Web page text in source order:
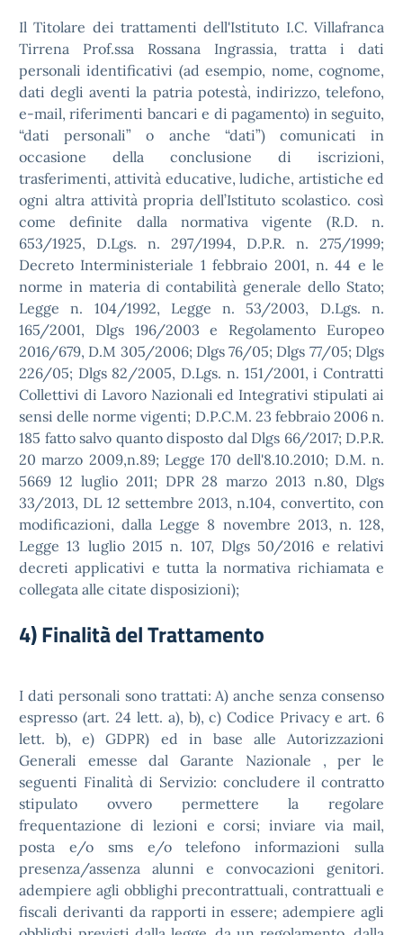
Il Titolare dei trattamenti dell'Istituto I.C. Villafranca
Tirrena Prof.ssa Rossana Ingrassia, tratta i dati
personali identificativi (ad esempio, nome, cognome,
dati degli aventi la patria potestà, indirizzo, telefono,
e-mail, riferimenti bancari e di pagamento) in seguito,
“dati personali” o anche “dati”) comunicati in
occasione della conclusione di iscrizioni,
trasferimenti, attività educative, ludiche, artistiche ed
ogni altra attività propria dell’Istituto scolastico. così
come definite dalla normativa vigente (R.D. n.
653/1925, D.Lgs. n. 297/1994, D.P.R. n. 275/1999;
Decreto Interministeriale 1 febbraio 2001, n. 44 e le
norme in materia di contabilità generale dello Stato;
Legge n. 104/1992, Legge n. 53/2003, D.Lgs. n.
165/2001, Dlgs 196/2003 e Regolamento Europeo
2016/679, D.M 305/2006; Dlgs 76/05; Dlgs 77/05; Dlgs
226/05; Dlgs 82/2005, D.Lgs. n. 151/2001, i Contratti
Collettivi di Lavoro Nazionali ed Integrativi stipulati ai
sensi delle norme vigenti; D.P.C.M. 23 febbraio 2006 n.
185 fatto salvo quanto disposto dal Dlgs 66/2017; D.P.R.
20 marzo 2009,n.89; Legge 170 dell'8.10.2010; D.M. n.
5669 12 luglio 2011; DPR 28 marzo 2013 n.80, Dlgs
33/2013, DL 12 settembre 2013, n.104, convertito, con
modificazioni, dalla Legge 8 novembre 2013, n. 128,
Legge 13 luglio 2015 n. 107, Dlgs 50/2016 e relativi
decreti applicativi e tutta la normativa richiamata e
collegata alle citate disposizioni);
4) Finalità del Trattamento
I dati personali sono trattati: A) anche senza consenso
espresso (art. 24 lett. a), b), c) Codice Privacy e art. 6
lett. b), e) GDPR) ed in base alle Autorizzazioni
Generali emesse dal Garante Nazionale , per le
seguenti Finalità di Servizio: concludere il contratto
stipulato ovvero permettere la regolare
frequentazione di lezioni e corsi; inviare via mail,
posta e/o sms e/o telefono informazioni sulla
presenza/assenza alunni e convocazioni genitori.
adempiere agli obblighi precontrattuali, contrattuali e
fiscali derivanti da rapporti in essere; adempiere agli